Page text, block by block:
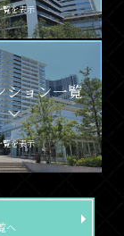
覧を表示
ション一覧
覧を表示
へ